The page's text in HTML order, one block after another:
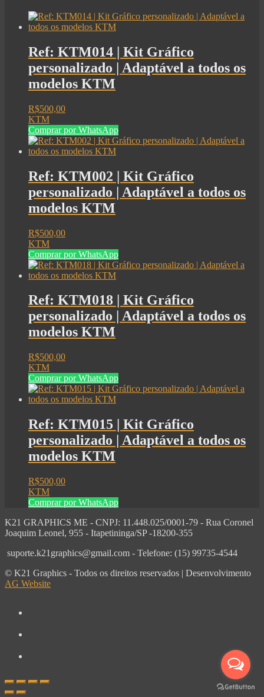
Ref: KTM014 | Kit Gráfico
personalizado | Adaptável a todos os
modelos KTM
R$500,00
KTM
Comprar por WhatsApp
Ref: KTM002 | Kit Gráfico
personalizado | Adaptável a todos os
modelos KTM
R$500,00
KTM
Comprar por WhatsApp
Ref: KTM018 | Kit Gráfico
personalizado | Adaptável a todos os
modelos KTM
R$500,00
KTM
Comprar por WhatsApp
Ref: KTM015 | Kit Gráfico
personalizado | Adaptável a todos os
modelos KTM
R$500,00
KTM
Comprar por WhatsApp
K21 GRAPHICS ME - CNPJ: 11.448.025/0001-79 - Rua Coronel
Joaquim Leonel, 955 - Itapetininga/SP -18200-355
suporte.k21graphics@gmail.com - Telefone: (15) 99735-4544
© K21 Graphics - Todos os direitos reservados | Desenvolvimento
AG Website